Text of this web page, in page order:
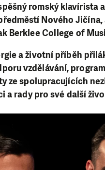
romský
Nového
Berklee College of
a životní příběh
vzdělávání,
ze spolupracujících
a rady pro své další